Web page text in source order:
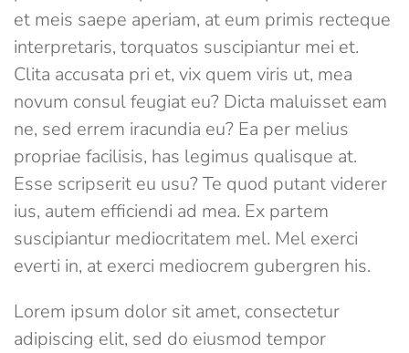
et meis saepe aperiam, at eum primis recteque
interpretaris, torquatos suscipiantur mei et.
Clita accusata pri et, vix quem viris ut, mea
novum consul feugiat eu? Dicta maluisset eam
ne, sed errem iracundia eu? Ea per melius
propriae facilisis, has legimus qualisque at.
Esse scripserit eu usu? Te quod putant viderer
ius, autem efficiendi ad mea. Ex partem
suscipiantur mediocritatem mel. Mel exerci
everti in, at exerci mediocrem gubergren his.
Lorem ipsum dolor sit amet, consectetur
adipiscing elit, sed do eiusmod tempor